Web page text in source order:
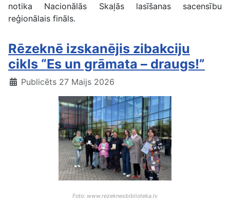
notika Nacionālās Skaļās lasīšanas sacensību
reģionālais fināls.
Rēzeknē izskanējis zibakciju
cikls “Es un grāmata – draugs!”
Publicēts 27 Maijs 2026
Foto: www.rezeknesbiblioteka.lv